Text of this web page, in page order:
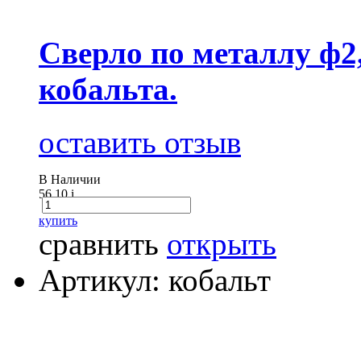
Сверло по металлу
кобальта.
оставить отзыв
В Наличии
56.10i
купить
сравнить открыть
Артикул: кобальт